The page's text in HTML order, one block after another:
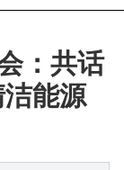
：共话
能源